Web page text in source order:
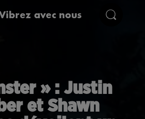
avec nous
» : Justin
et Shawn